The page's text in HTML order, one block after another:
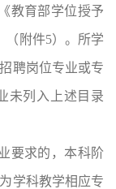
教育部学位授予
附件5） 。 所学
聘岗位专业或专
未列入上述目录
要求的，本科阶
学科教学相应专